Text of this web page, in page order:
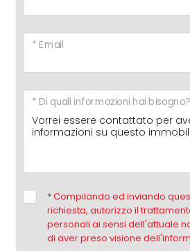
* Email
* Di quali informazioni hai bisogno?
*Compilando ed inviando
richiesta, autorizzo il
personali ai sensi dell'attuale
di aver preso visione